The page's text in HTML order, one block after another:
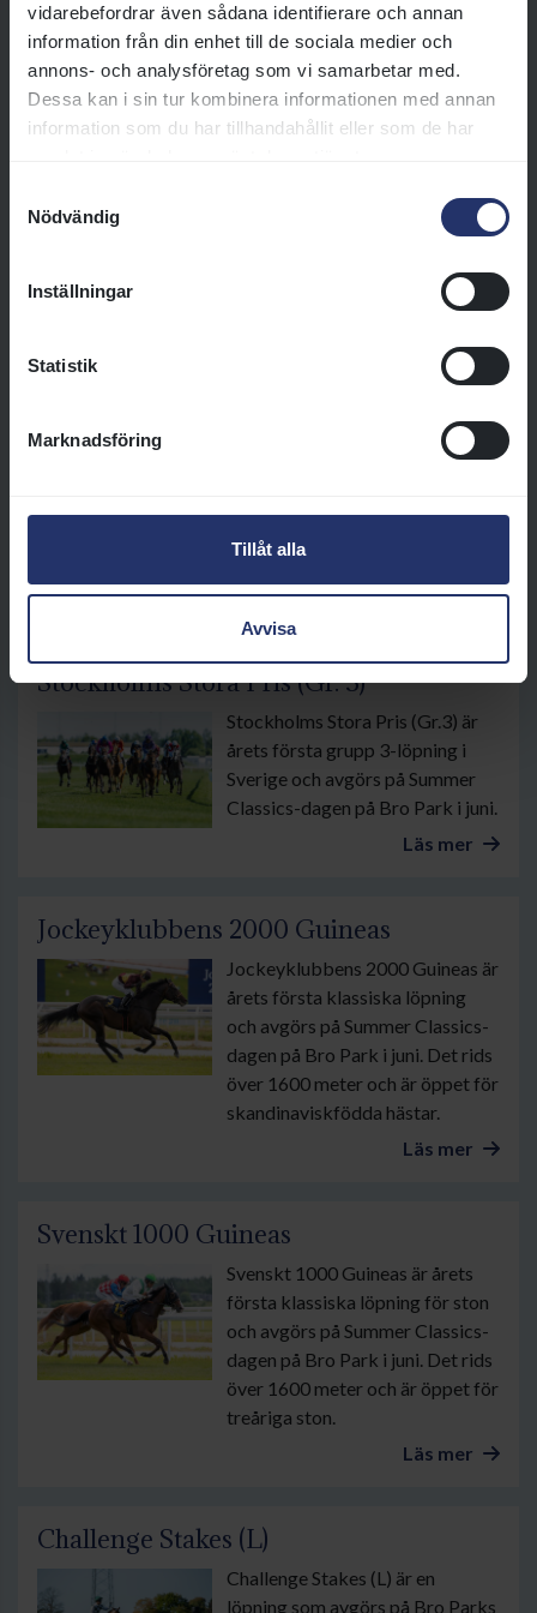
vidarebefordrar även sådana identifierare och annan
information från din enhet till de sociala medier och
annons- och analysföretag som vi samarbetar med.
Dessa kan i sin tur kombinera informationen med annan
information som du har tillhandahållit eller som de har
Nödvändig
Inställningar
Statistik
Marknadsföring
Tillåt alla
Avvisa
Läs mer
Bro Park Vårsprint (L)
Bro Park Vårsprint (L) är årets
Summer Classics-dagen på Bro
meter och lockar Skandinaviens
Läs mer
Bloomers’ Vase (L)
dagen på Bro Park i juni.
Läs mer
Stockholms Stora Pris (Gr. 3)
Stockholms Stora Pris (Gr.3) är
årets första grupp 3-löpning i
Sverige och avgörs på Summer
Classics-dagen på Bro Park i juni.
Läs mer
Jockeyklubbens 2000 Guineas
Jockeyklubbens 2000 Guineas är
årets första klassiska löpning
och avgörs på Summer Classics-
dagen på Bro Park i juni. Det rids
över 1600 meter och är öppet för
skandinaviskfödda hästar.
Läs mer
Svenskt 1000 Guineas
Svenskt 1000 Guineas är årets
första klassiska löpning för ston
och avgörs på Summer Classics-
dagen på Bro Park i juni. Det rids
över 1600 meter och är öppet för
treåriga ston.
Läs mer
Challenge Stakes (L)
Challenge Stakes (L) är en
löpning som avgörs på Bro Parks